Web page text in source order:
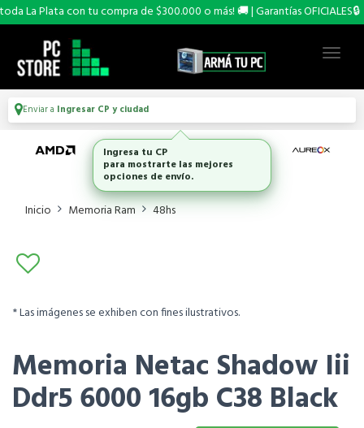
La Plata con tu compra de $300.000 o más! 🚚 | Garantías OFICIALES🔒
Enviar a Ingresar CP y ciudad
Inicio Memoria Ram 48hs
* Las imágenes se exhiben con fines ilustrativos.
Memoria Netac Shadow Iii
Ddr5 6000 16gb C38 Black
Ingresa tu CP
para mostrarte las mejores
opciones de envío.